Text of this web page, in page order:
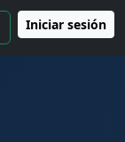
Iniciar sesión